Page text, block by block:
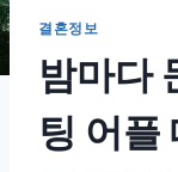
결혼정보
밤마다
팅 어플